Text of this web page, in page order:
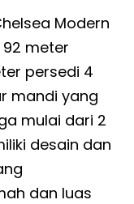
Modern
meter
persedi 4
mandi yang
mulai dari 2
desain dan
dan luas